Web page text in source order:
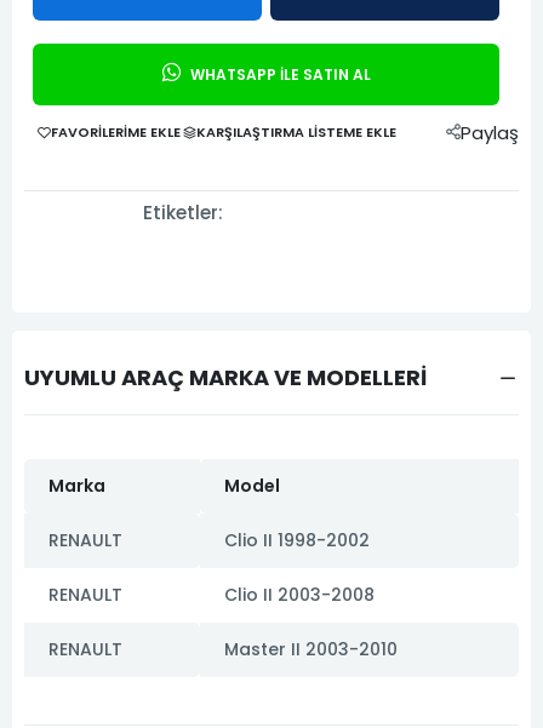
WHATSAPP İLE SATIN AL
FAVORILERIME EKLE KARŞILAŞTIRMA LISTEME EKLE Paylaş
Etiketler:
UYUMLU ARAÇ MARKA VE MODELLERİ
Marka Model
RENAULT Clio II 1998-2002
RENAULT Clio II 2003-2008
RENAULT Master II 2003-2010